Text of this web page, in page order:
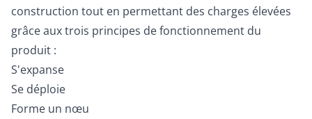
construction tout en permettant des charges élevées
grâce aux trois principes de fonctionnement du
produit :
S'expanse
Se déploie
Forme un nœu